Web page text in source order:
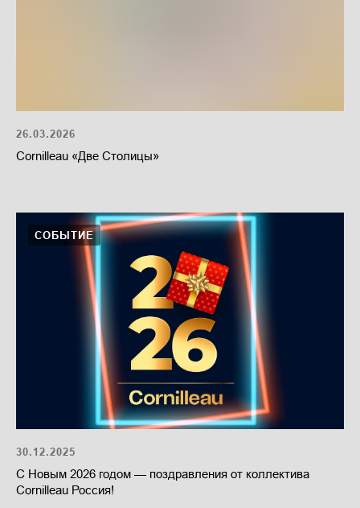
26.03.2026
Cornilleau «Две Столицы»
СОБЫТИЕ
30.12.2025
С Новым 2026 годом — поздравления от коллектива
Cornilleau Россия!